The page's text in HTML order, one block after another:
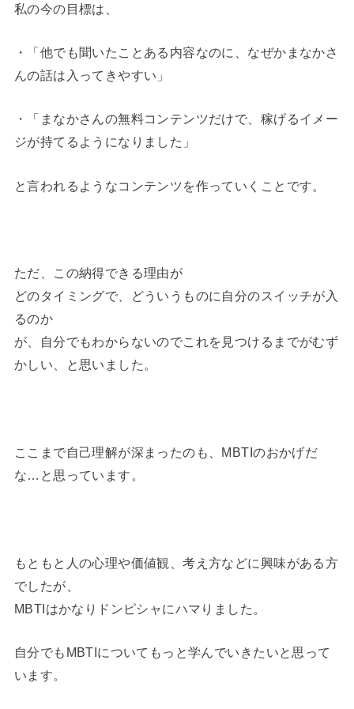
私の今の目標は、
・「他でも聞いたことある内容なのに、なぜかまなかさ
んの話は入ってきやすい」
・「まなかさんの無料コンテンツだけで、稼げるイメー
ジが持てるようになりました」
と言われるようなコンテンツを作っていくことです。
ただ、この納得できる理由が
どのタイミングで、どういうものに自分のスイッチが入
るのか
が、自分でもわからないのでこれを見つけるまでがむず
かしい、と思いました。
ここまで自己理解が深まったのも、MBTIのおかげだ
な…と思っています。
もともと人の心理や価値観、考え方などに興味がある方
でしたが、
MBTIはかなりドンピシャにハマりました。
自分でもMBTIについてもっと学んでいきたいと思って
います。